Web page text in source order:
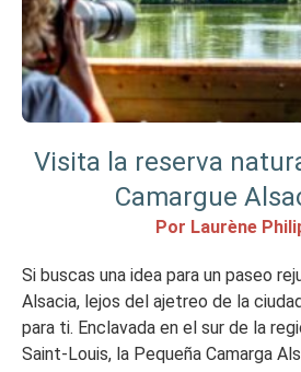
Visita la reserva
Camargue
Por Laurène
Si buscas una idea para un paseo
Alsacia, lejos del ajetreo de la
para ti. Enclavada en el sur de la
Saint-Louis, la Pequeña Camarga